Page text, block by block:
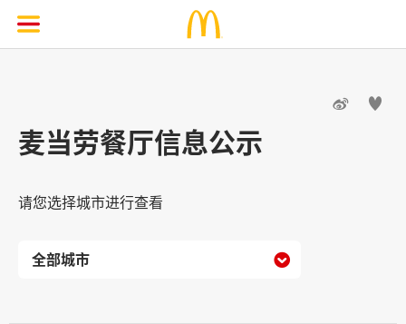
 
麦当劳餐厅信息公示
请您选择城市进行查看
